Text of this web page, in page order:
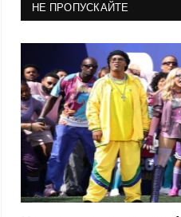
НЕ ПРОПУСКАЙТЕ